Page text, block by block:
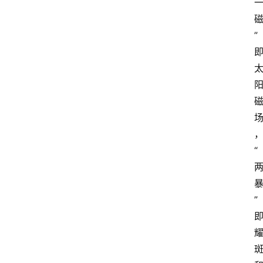
一
磁
”
即
太
阳
磁
场
，
“
两
暴
”
即
耀
斑